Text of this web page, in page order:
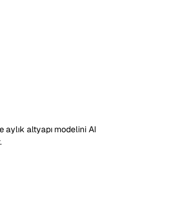
aylık altyapı modelini AI